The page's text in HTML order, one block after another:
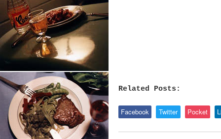
Related Posts:
Facebook Twitter Pocket